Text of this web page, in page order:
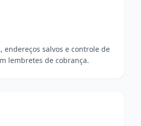
endereços salvos e controle de
lembretes de cobrança.